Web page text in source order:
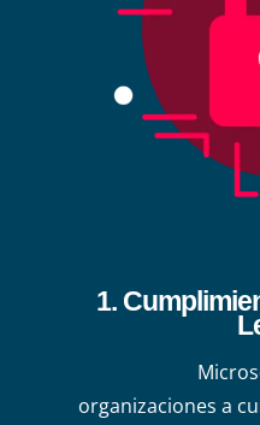
1.
organizaciones a